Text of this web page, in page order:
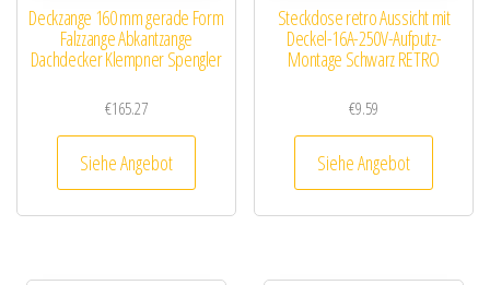
Deckzange 160 mm gerade Form
Falzzange Abkantzange
Dachdecker Klempner Spengler
€165.27
Siehe Angebot
Steckdose retro Aussicht mit
Deckel-16A-250V-Aufputz-
Montage Schwarz RETRO
€9.59
Siehe Angebot